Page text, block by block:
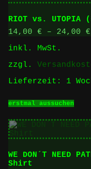
Die
RIOT vs.
14,00 € – 24,00 €
inkl. MwSt.
zzgl.
Lieferzeit: 1
erstmal aussuchen
Die
WE DON´T NEED
Shirt